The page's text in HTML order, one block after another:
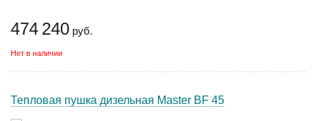
474 240 руб.
Нет в наличии
Тепловая пушка дизельная Master BF 45